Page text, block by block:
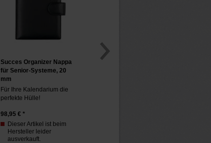
Succes Organizer Nappa
für Senior-Systeme, 20
mm
Für Ihre Kalendarium die
perfekte Hülle!
98,95 € *
Dieser Artikel ist beim
Hersteller leider
ausverkauft.